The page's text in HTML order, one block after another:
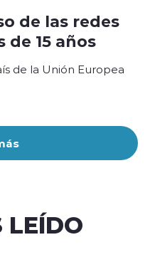
de las redes
de 15 años
de la Unión Europea
LEÍDO